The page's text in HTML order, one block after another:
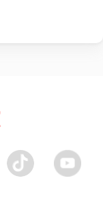
TikTok Youtube